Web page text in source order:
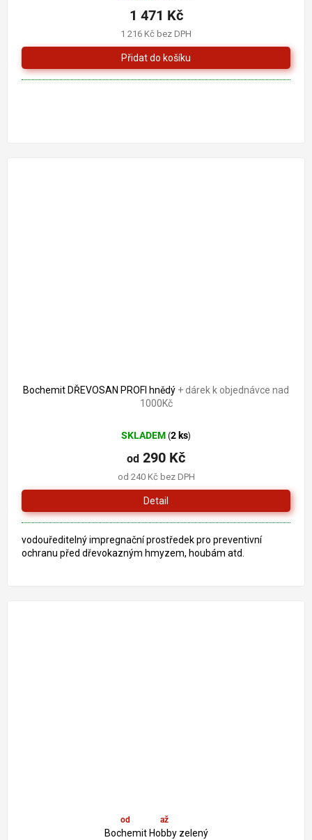
1 216 Kč bez DPH
1 471 Kč
Bochemit DŘEVOSAN PROFI hnědý + dárek k objednávce nad
1000Kč
SKLADEM (2 ks)
od 240 Kč bez DPH
od 290 Kč
Detail
vodouředitelný impregnační prostředek pro preventivní
ochranu před dřevokazným hmyzem, houbám atd.
od až–10 %
Bochemit Hobby zelený